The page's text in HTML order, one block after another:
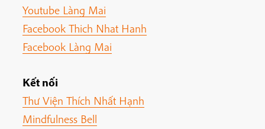
Youtube Làng Mai
Facebook Thich Nhat Hanh
Facebook Làng Mai
Kết nối
Thư Viện Thích Nhất Hạnh
Mindfulness Bell